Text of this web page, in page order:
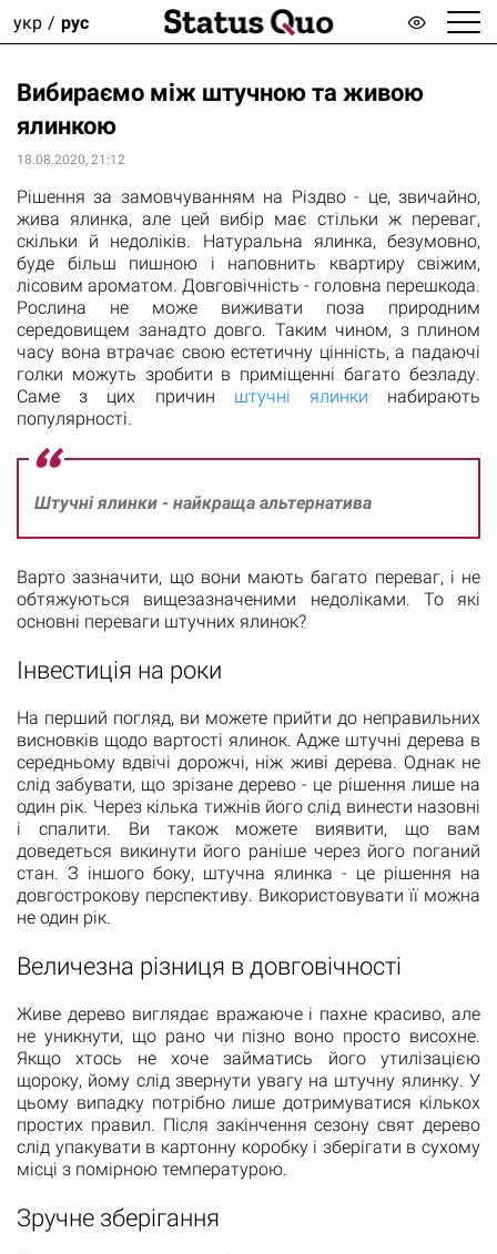
укр рус
Вибираємо між штучною та живою
ялинкою
18.08.2020, 21:12
Рішення за замовчуванням на Різдво - це, звичайно,
жива ялинка, але цей вибір має стільки ж переваг,
скільки й недоліків. Натуральна ялинка, безумовно,
буде більш пишною і наповнить квартиру свіжим,
лісовим ароматом. Довговічність - головна перешкода.
Рослина не може виживати поза природним
середовищем занадто довго. Таким чином, з плином
часу вона втрачає свою естетичну цінність, а падаючі
голки можуть зробити в приміщенні багато безладу.
Саме з цих причин штучні ялинки набирають
популярності.
Штучні ялинки - найкраща альтернатива
Варто зазначити, що вони мають багато переваг, і не
обтяжуються вищезазначеними недоліками. То які
основні переваги штучних ялинок?
Інвестиція на роки
На перший погляд, ви можете прийти до неправильних
висновків щодо вартості ялинок. Адже штучні дерева в
середньому вдвічі дорожчі, ніж живі дерева. Однак не
слід забувати, що зрізане дерево - це рішення лише на
один рік. Через кілька тижнів його слід винести назовні
і спалити. Ви також можете виявити, що вам
доведеться викинути його раніше через його поганий
стан. З іншого боку, штучна ялинка - це рішення на
довгострокову перспективу. Використовувати її можна
не один рік.
Величезна різниця в довговічності
Живе дерево виглядає вражаюче і пахне красиво, але
не уникнути, що рано чи пізно воно просто висохне.
Якщо хтось не хоче займатись його утилізацією
щороку, йому слід звернути увагу на штучну ялинку. У
цьому випадку потрібно лише дотримуватися кількох
простих правил. Після закінчення сезону свят дерево
слід упакувати в картонну коробку і зберігати в сухому
місці з помірною температурою.
Зручне зберігання